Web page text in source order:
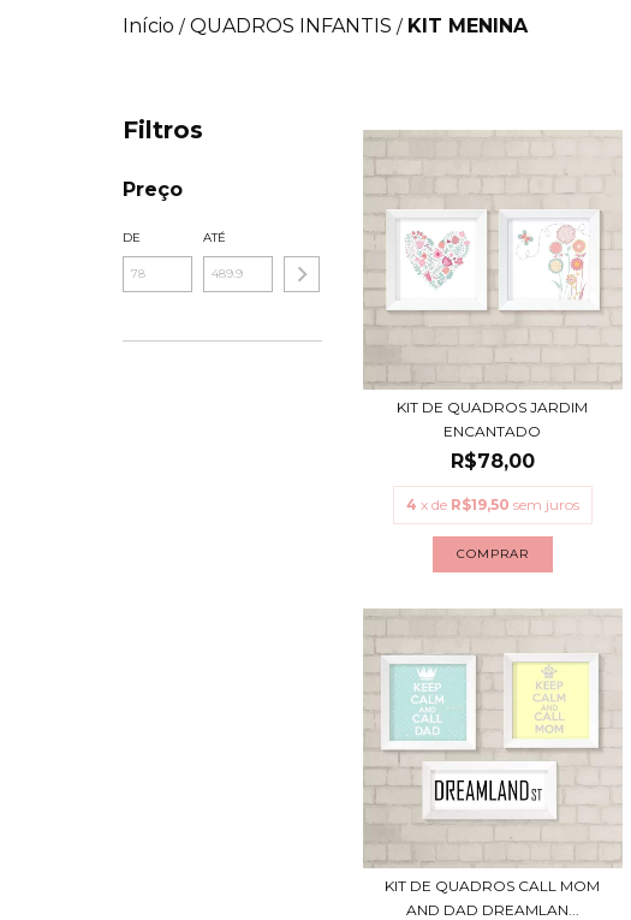
Início / QUADROS INFANTIS / KIT MENINA
Filtros
Preço
DE ATÉ
KIT DE QUADROS JARDIM
ENCANTADO
R$78,00
4 x de R$19,50 sem juros
COMPRAR
KIT DE QUADROS CALL MOM
AND DAD DREAMLAN...